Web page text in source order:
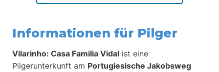
Informationen für Pilger
Vilarinho: Casa Familia Vidal ist eine
Pilgerunterkunft am Portugiesische Jakobsweg